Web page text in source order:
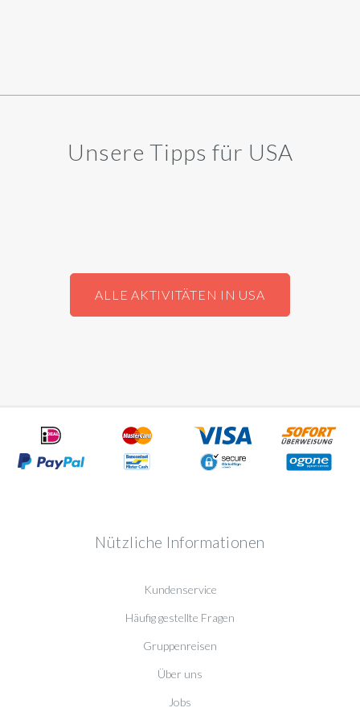
Unsere Tipps für USA
ALLE AKTIVITÄTEN IN USA
Nützliche Informationen
Kundenservice
Häufig gestellte Fragen
Gruppenreisen
Über uns
Jobs